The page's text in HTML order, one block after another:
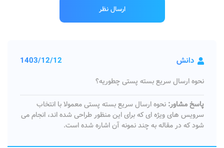
دانش 1403/12/12
نحوه ارسال سریع بسته پستی چطوریه؟
پاسخ مشاور: نحوه ارسال سریع بسته پستی معمولا با انتخاب
سرویس های ویژه ای که برای این منظور طراحی شده اند، انجام می
شود که در مقاله به چند نمونه آن اشاره شده است.